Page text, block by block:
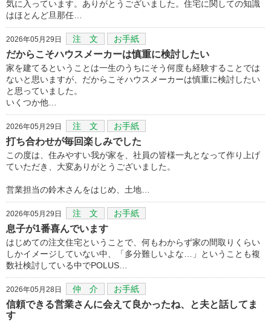
気に入っています。ありがとうございました。住宅に関しての知識
はほとんど旦那任…
2026年05月29日 注 文 お手紙
だからこそハウスメーカーは慎重に検討したい
家を建てるということは一生のうちにそう何度も経験することでは
ないと思いますが、だからこそハウスメーカーは慎重に検討したい
と思っていました。
いくつか他…
2026年05月29日 注 文 お手紙
打ち合わせが毎回楽しみでした
この度は、住みやすい我が家を、社員の皆様一丸となって作り上げ
ていただき、大変ありがとうございました。
営業担当の鈴木さんをはじめ、土地…
2026年05月29日 注 文 お手紙
息子が1番喜んでいます
はじめての注文住宅ということで、何もわからず家の間取りくらい
しかイメージしていない中、「多分難しいよな…」ということも複
数社検討している中でPOLUS…
2026年05月28日 仲 介 お手紙
信頼できる営業さんに会えて良かったね、と夫と話してま
す